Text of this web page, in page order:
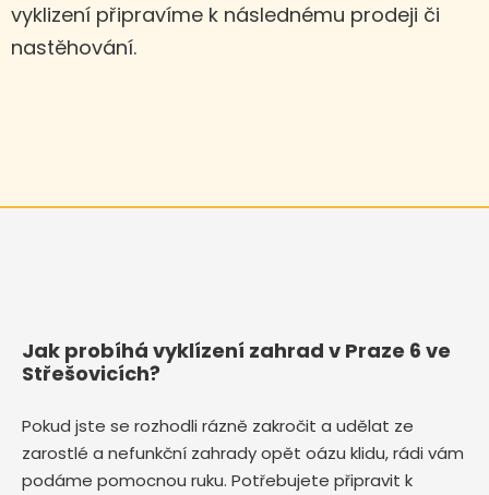
vyklizení připravíme k následnému prodeji či
nastěhování.
Jak probíhá vyklízení zahrad v Praze 6 ve
Střešovicích?
Pokud jste se rozhodli rázně zakročit a udělat ze
zarostlé a nefunkční zahrady opět oázu klidu, rádi vám
podáme pomocnou ruku. Potřebujete připravit k